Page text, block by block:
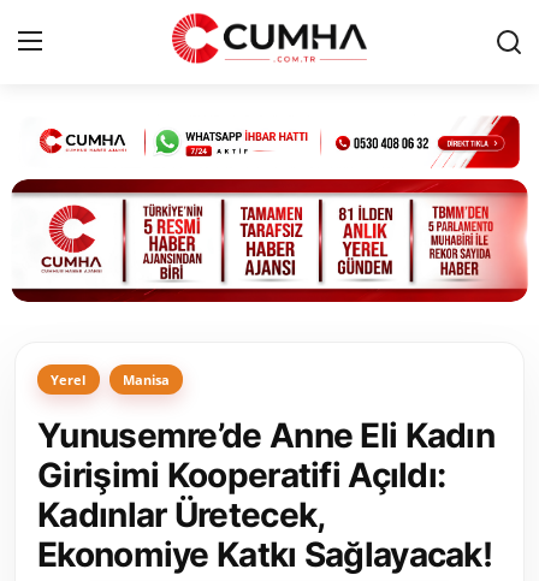
Kurumsal
Cumhurbaşkanlığı
Bakanlıklar
Siyasi Partiler
Yerel Yönetimler
Mülki İdare
Toplum ve Yaşam
Yerel Manisa
Yunusemre’de Anne Eli Kadın
Girişimi Kooperatifi Açıldı:
Kadınlar Üretecek,
Ekonomiye Katkı Sağlayacak!